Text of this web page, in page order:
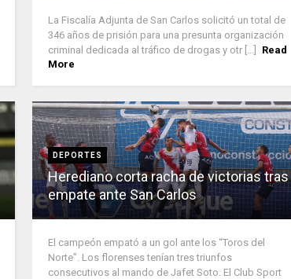
La Fiscalía Adjunta de San Carlos solicitó un total de
346 años de prisión para una presunta organización
criminal dedicada al tráfico de drogas y otr [...]
Read
More
DEPORTES
Herediano corta racha de victorias tras
empate ante San Carlos
El campeón empató a un gol ante los “Toros del
Norte”. Los florenses tenían tres triunfos
consecutivos al mando de Jafet Soto. El Club Sport